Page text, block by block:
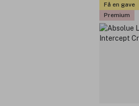
Få en gave
Premium